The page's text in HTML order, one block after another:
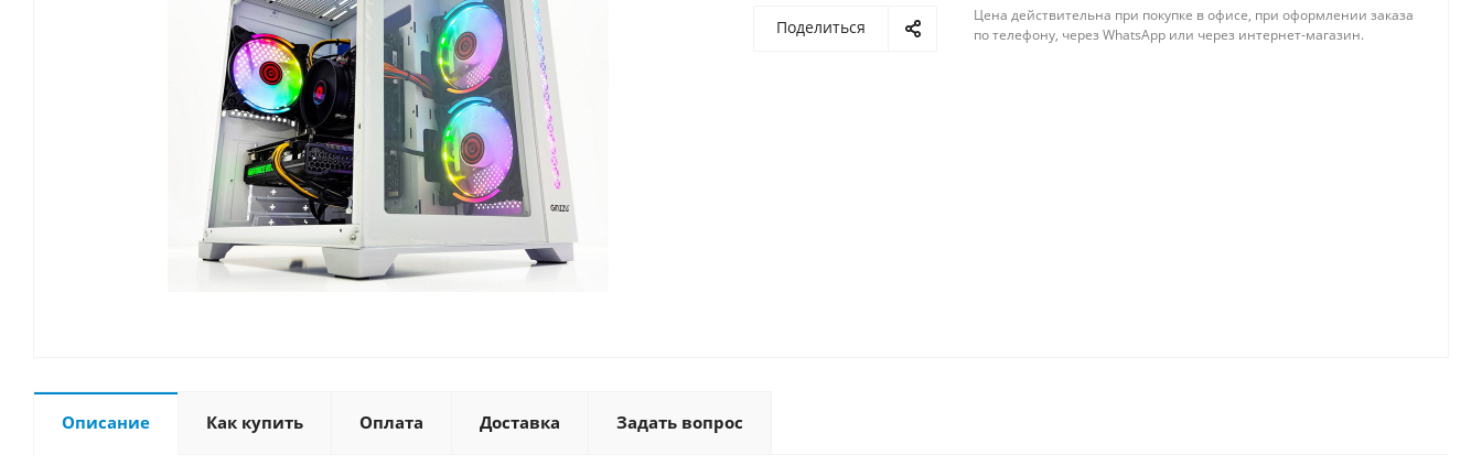
Поделиться
Цена действительна при покупке в офисе, при оформлении заказа
по телефону, через WhatsApp или через интернет-магазин.
Описание Как купить Оплата Доставка Задать вопрос